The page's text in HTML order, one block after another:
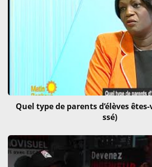
Quel type de parents d’élèves
ssé)